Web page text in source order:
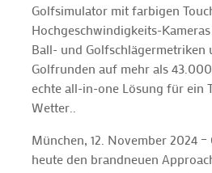
Golfsimulator mit farbigen
Hochgeschwindigkeits-
Ball- und Golfschlägermetriken
Golfrunden auf mehr als
echte all-in-one Lösung für ein
Wetter..
München, 12. November 2024
heute den brandneuen